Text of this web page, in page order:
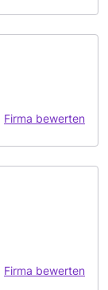
Firma bewerten
Firma bewerten